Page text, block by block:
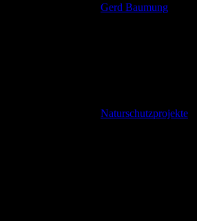
Gerd Baumung
Naturschutzprojekte